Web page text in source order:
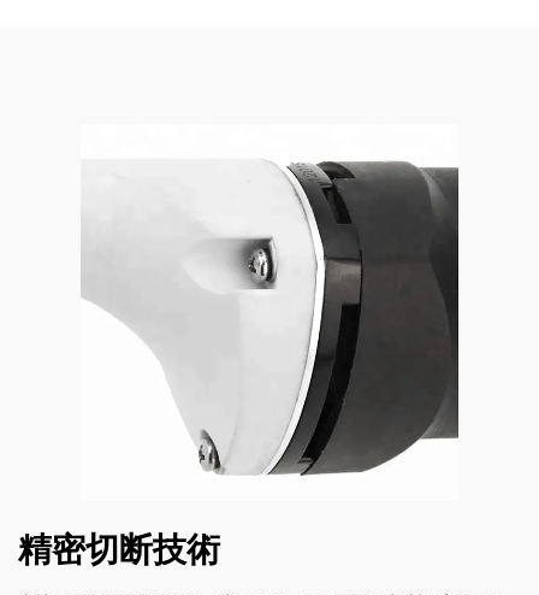
精密切断技術